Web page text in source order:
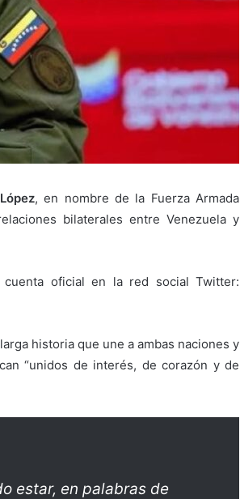
, en nombre de la Fuerza Armada
bilaterales entre Venezuela y
oficial en la red social Twitter:
historia que une a ambas naciones y
“unidos de interés, de corazón y de
estar, en palabras de